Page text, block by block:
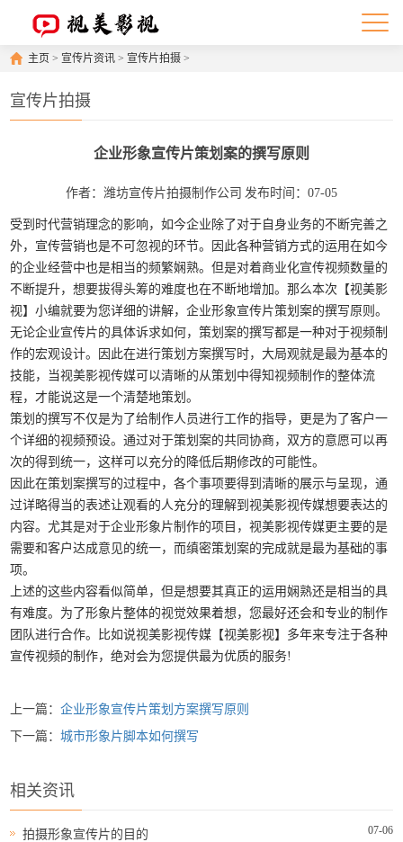
主页 > 宣传片资讯 > 宣传片拍摄 >
宣传片拍摄
企业形象宣传片策划案的撰写原则
作者：潍坊宣传片拍摄制作公司 发布时间：07-05
受到时代营销理念的影响，如今企业除了对于自身业务的不断完善之
外，宣传营销也是不可忽视的环节。因此各种营销方式的运用在如今
的企业经营中也是相当的频繁娴熟。但是对着商业化宣传视频数量的
不断提升，想要拔得头筹的难度也在不断地增加。那么本次【视美影
视】小编就要为您详细的讲解，企业形象宣传片策划案的撰写原则。
无论企业宣传片的具体诉求如何，策划案的撰写都是一种对于视频制
作的宏观设计。因此在进行策划方案撰写时，大局观就是最为基本的
技能，当视美影视传媒可以清晰的从策划中得知视频制作的整体流
程，才能说这是一个清楚地策划。
策划的撰写不仅是为了给制作人员进行工作的指导，更是为了客户一
个详细的视频预设。通过对于策划案的共同协商，双方的意愿可以再
次的得到统一，这样可以充分的降低后期修改的可能性。
因此在策划案撰写的过程中，各个事项要得到清晰的展示与呈现，通
过详略得当的表述让观看的人充分的理解到视美影视传媒想要表达的
内容。尤其是对于企业形象片制作的项目，视美影视传媒更主要的是
需要和客户达成意见的统一，而缜密策划案的完成就是最为基础的事
项。
上述的这些内容看似简单，但是想要其真正的运用娴熟还是相当的具
有难度。为了形象片整体的视觉效果着想，您最好还会和专业的制作
团队进行合作。比如说视美影视传媒【视美影视】多年来专注于各种
宣传视频的制作，绝对会为您提供最为优质的服务!
上一篇：企业形象宣传片策划方案撰写原则
下一篇：城市形象片脚本如何撰写
相关资讯
07-06
拍摄形象宣传片的目的